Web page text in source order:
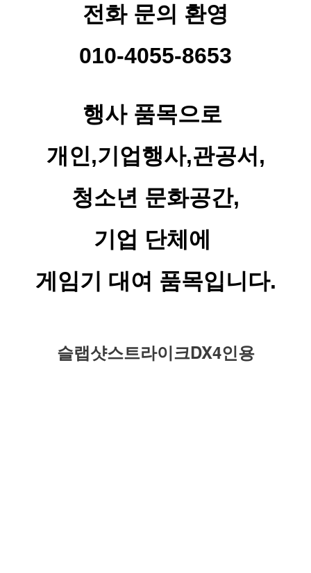
전화 문의 환영
010-4055-8653
행사 품목으로
개인,기업행사,관공서,
청소년 문화공간,
기업 단체에
게임기 대여 품목입니다.
슬랩샷스트라이크DX4인용